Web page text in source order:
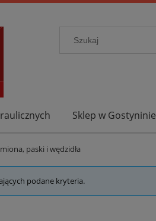
Sklep w Gostyninie
paski i wędzidła
podane kryteria.